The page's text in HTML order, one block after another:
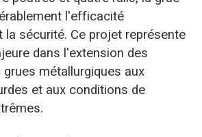
l'efficacité
la sécurité. Ce projet représente
dans l'extension des
métallurgiques aux
et aux conditions de